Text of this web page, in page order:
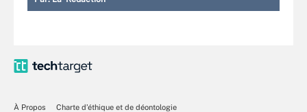
À Propos
Charte d’éthique et de déontologie